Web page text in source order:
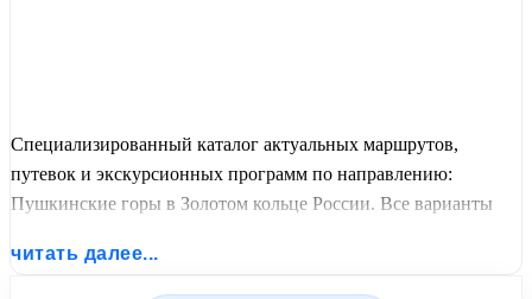
Специализированный каталог актуальных маршрутов,
путевок и экскурсионных программ по направлению:
Пушкинские горы в Золотом кольце России. Все варианты
автобусным проездом и актуальным графиком заездов от
United Travel Systems.
читать далее...